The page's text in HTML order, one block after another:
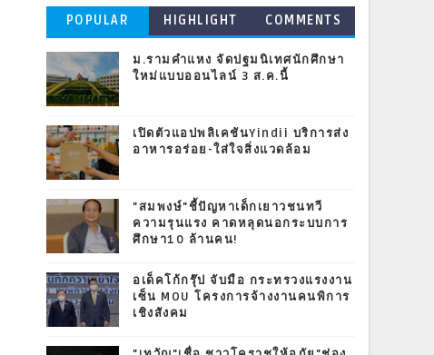
POPULAR
POSTS
HIGHLIGHT COMMENTS
ม.รามคำแหง จัดปฐมนิเทศนักศึกษา
ใหม่แบบออนไลน์ 3 ส.ค.นี้
เปิดตัวแอปพลิเคชันYindii บริการส่ง
อาหารอร่อย-ใส่ใจสิ่งแวดล้อม
"สมพงษ์"ชี้ปัญหาเด็กเยาวชนทวี
ความรุนแรง คาดหลุดนอกระบบการ
ศึกษา10 ล้านคน!
อเด็คโก้กรุ๊ป จับมือ กระทรวงแรงงาน
เซ็น MOU โครงการจ้างงานคนพิการ
เชิงสังคม